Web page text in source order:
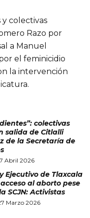
y colectivas
Razo por
a Manuel
el feminicidio
la intervención
colectivas
salida de Citlalli
de la Secretaría de
Abril 2026
Ejecutivo de Tlaxcala
al aborto pese
SCJN: Activistas
Marzo 2026